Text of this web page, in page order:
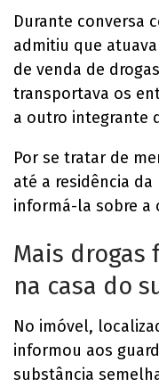
Durante conversa
admitiu que
de venda de
transportava os
a outro integrante
Por se tratar de
até a residência
informá-la sobre a
Mais drogas
na casa do
No imóvel,
informou aos
substância